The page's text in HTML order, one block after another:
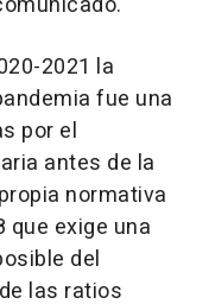
2021 la
fue una
por el
antes de la
normativa
que exige una
del
las ratios